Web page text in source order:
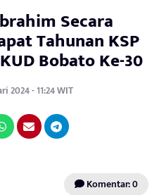
Secara
Tahunan KSP
Bobato Ke-30
2024 - 11:24 WIT
Komentar: 0